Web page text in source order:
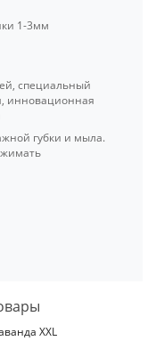
1-3мм
специальный
инновационная
губки и мыла.